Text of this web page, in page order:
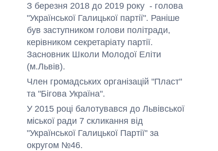
З березня 2018 до 2019 року - голова
"Української Галицької партії". Раніше
був заступником голови політради,
керівником секретаріату партії.
Засновник Школи Молодої Еліти
(м.Львів).
Член громадських організацій "Пласт"
та "Бігова Україна".
У 2015 році балотувався до Львівської
міської ради 7 скликання від
"Української Галицької Партії" за
округом №46.